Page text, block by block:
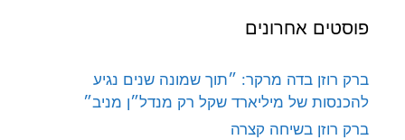
פוסטים אחרונים
ברק רוזן בדה מרקר: ״תוך שמונה שנים נגיע
להכנסות של מיליארד שקל רק מנדל״ן מניב״
ברק רוזן בשיחה קצרה